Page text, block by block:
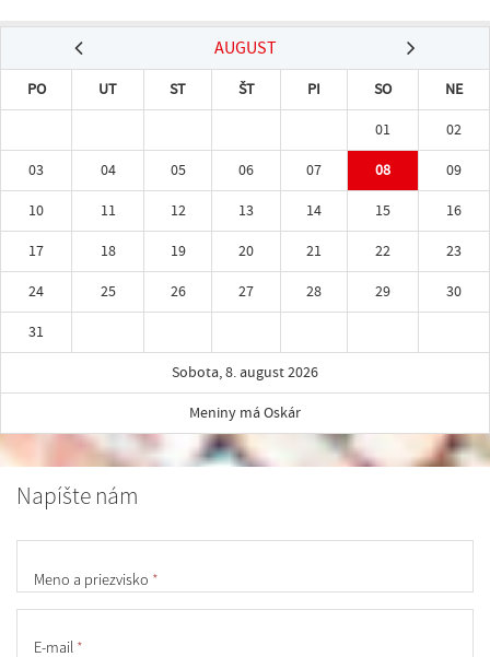
AUGUST
PO UT ST ŠT PI SO
NE
01
02
03
04 05 06 07 08
09
10
11 12 13 14 15
16
17
18 19 20 21 22
23
24
25 26 27 28 29
30
31
Sobota, 8. august 2026
Meniny má Oskár
Napíšte nám
Meno a priezvisko *
E-mail *